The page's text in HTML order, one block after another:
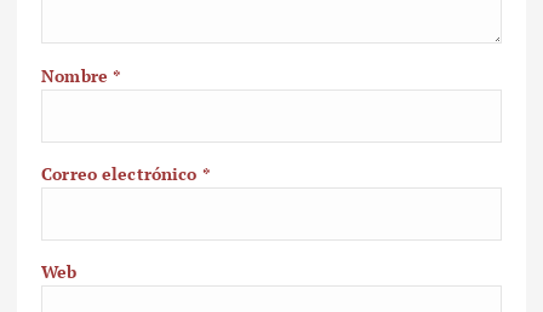
Nombre*
Correo electrónico *
Web